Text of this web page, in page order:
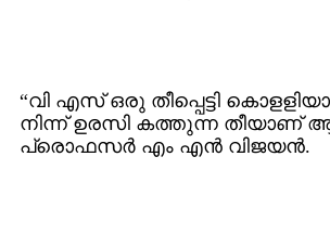
“വി എസ്‌ ഒരു തീപ്പെട്ടി
നിന്ന്‌ ഉരസി കത്തുന്ന തീയാണ്‌
പ്രൊഫസര്‍ എം എന്‍ വിജയന്‍.